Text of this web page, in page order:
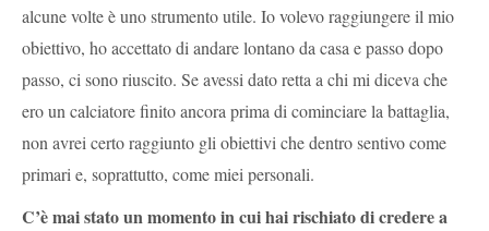
alcune volte è uno strumento utile. Io volevo raggiungere il mio
obiettivo, ho accettato di andare lontano da casa e passo dopo
passo, ci sono riuscito. Se avessi dato retta a chi mi diceva che
ero un calciatore finito ancora prima di cominciare la battaglia,
non avrei certo raggiunto gli obiettivi che dentro sentivo come
primari e, soprattutto, come miei personali.
C’è mai stato un momento in cui hai rischiato di credere a